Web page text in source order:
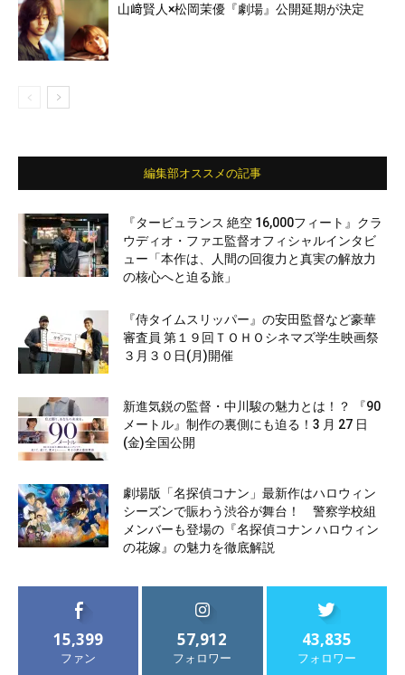
山﨑賢人×松岡茉優『劇場』公開延期が決定
編集部オススメの記事
『タービュランス 絶空 16,000フィート』クラ
ウディオ・ファエ監督オフィシャルインタビ
ュー「本作は、人間の回復力と真実の解放力
の核心へと迫る旅」
『侍タイムスリッパー』の安田監督など豪華
審査員 第１９回ＴＯＨＯシネマズ学生映画祭
３月３０日(月)開催
新進気鋭の監督・中川駿の魅力とは！？ 『90
メートル』制作の裏側にも迫る！3 月 27 日
(金)全国公開
劇場版「名探偵コナン」最新作はハロウィン
シーズンで賑わう渋谷が舞台！ 警察学校組
メンバーも登場の『名探偵コナン ハロウィン
の花嫁』の魅力を徹底解説
15,399
ファン
57,912
フォロワー
43,835
フォロワー